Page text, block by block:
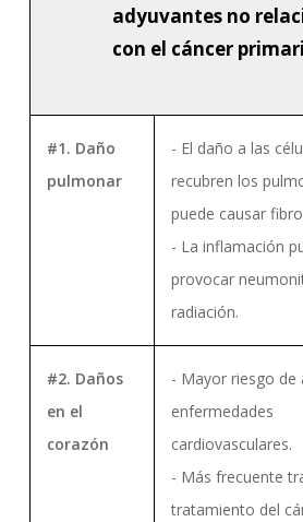
adyuvantes no
con el cáncer
#1. Daño
pulmonar
- El daño a las
recubren los
puede causar
- La inflamación
provocar
radiación.
#2. Daños
en el
corazón
- Mayor riesgo de
enfermedades
cardiovasculares.
- Más frecuente
tratamiento del